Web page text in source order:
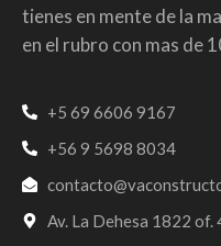
tienes en mente de la
en el rubro con mas de
+5 69 6606 9167
+56 9 5698 8034
Av. La Dehesa 1822 of.